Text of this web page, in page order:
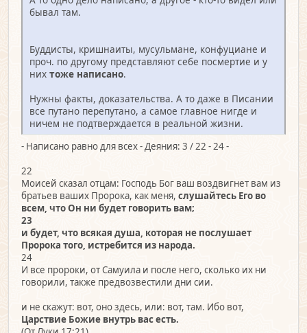
бывал там.
Буддисты, кришнаиты, мусульмане, конфуциане и
проч. по другому представляют себе посмертие и у
них тоже написано.
Нужны факты, доказательства. А то даже в Писании
все путано перепутано, а самое главное нигде и
ничем не подтверждается в реальной жизни.
- Написано равно для всех - Деяния: 3 / 22 - 24 -
22
Моисей сказал отцам: Господь Бог ваш воздвигнет вам из
братьев ваших Пророка, как меня, слушайтесь Его во
всем, что Он ни будет говорить вам;
23
и будет, что всякая душа, которая не послушает
Пророка того, истребится из народа.
24
И все пророки, от Самуила и после него, сколько их ни
говорили, также предвозвестили дни сии.
и не скажут: вот, оно здесь, или: вот, там. Ибо вот,
Царствие Божие внутрь вас есть.